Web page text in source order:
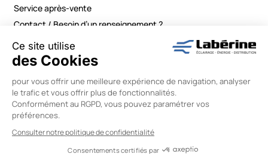
Service après-vente
Contact / Besoin d’un renseignement ?
Mentions légales |Politiques de confidentialité
Conditions générales de vente|
Modifier vos préférences en matière de cookies
Labérine Énergie © 2026 –Réalisation Wiboo